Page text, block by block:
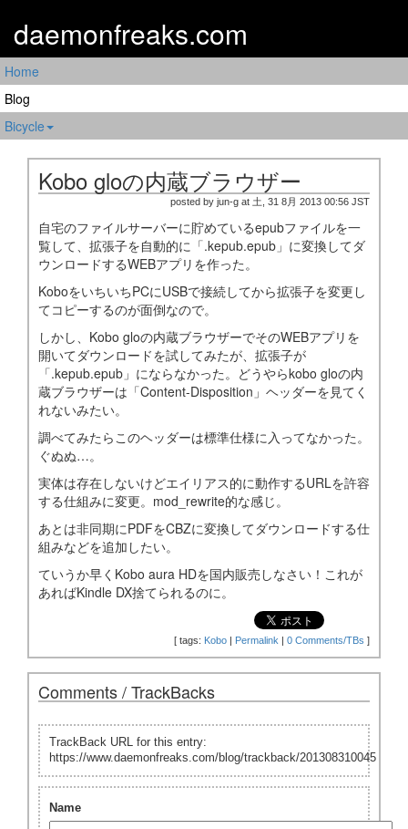
daemonfreaks.com
Home
Blog
Bicycle
Kobo gloの内蔵ブラウザー
posted by jun-g at 土, 31 8月 2013 00:56 JST
自宅のファイルサーバーに貯めているepubファイルを一
覧して、拡張子を自動的に「.kepub.epub」に変換してダ
ウンロードするWEBアプリを作った。
KoboをいちいちPCにUSBで接続してから拡張子を変更し
てコピーするのが面倒なので。
しかし、Kobo gloの内蔵ブラウザーでそのWEBアプリを
開いてダウンロードを試してみたが、拡張子が
「.kepub.epub」にならなかった。どうやらkobo gloの内
蔵ブラウザーは「Content-Disposition」ヘッダーを見てく
れないみたい。
調べてみたらこのヘッダーは標準仕様に入ってなかった。
ぐぬぬ…。
実体は存在しないけどエイリアス的に動作するURLを許容
する仕組みに変更。mod_rewrite的な感じ。
あとは非同期にPDFをCBZに変換してダウンロードする仕
組みなどを追加したい。
ていうか早くKobo aura HDを国内販売しなさい！これが
あればKindle DX捨てられるのに。
[ tags: Kobo | Permalink | 0 Comments/TBs ]
Comments / TrackBacks
TrackBack URL for this entry:
https://www.daemonfreaks.com/blog/trackback/201308310045
Name